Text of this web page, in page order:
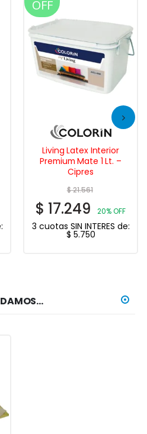
OFF
Living Latex Interior
Premium Mate 1 Lt. –
Cipres
$21.561
$ 17.249 20% OFF
3 cuotas SIN INTERES de:
$ 5.750